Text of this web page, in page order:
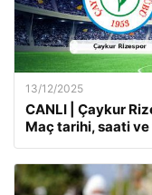
13/12/2025
CANLI | Çaykur
Maç tarihi, saati ve